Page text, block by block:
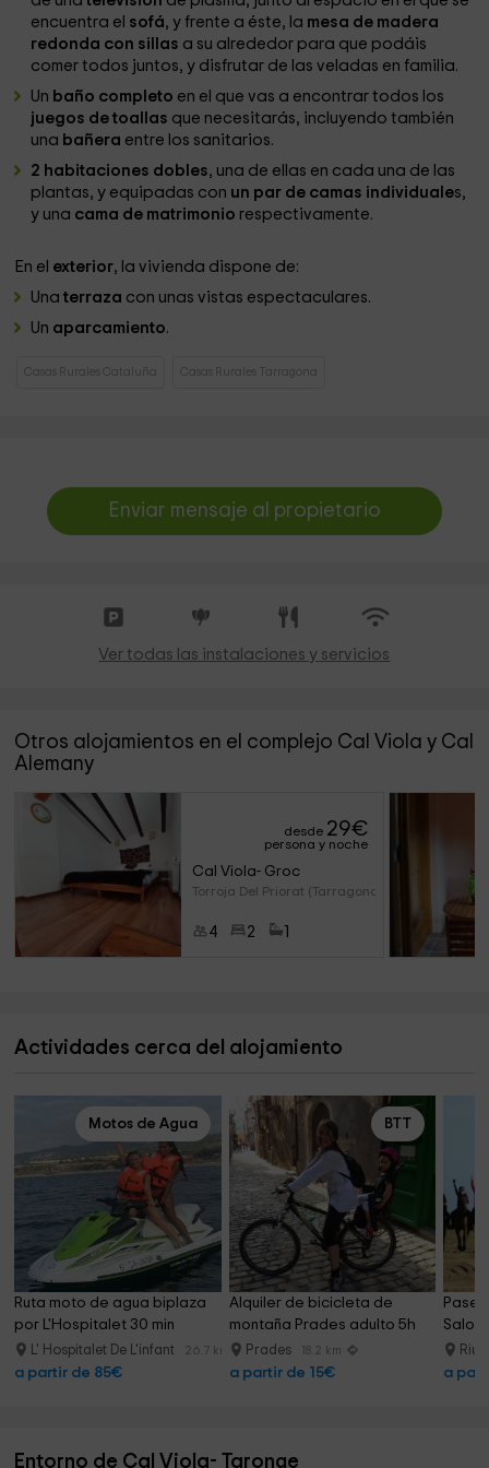
encuentra el sofá, y frente a éste, la mesa de madera
redonda con sillas a su alrededor para que podáis
comer todos juntos, y disfrutar de las veladas en familia.
Un baño completo en el que vas a encontrar todos los
juegos de toallas que necesitarás, incluyendo también
una bañera entre los sanitarios.
2 habitaciones dobles, una de ellas en cada una de las
plantas, y equipadas con un par de camas individuales,
y una cama de matrimonio respectivamente.
En el exterior, la vivienda dispone de:
Unaterraza con unas vistas espectaculares.
Un aparcamiento.
Casas Rurales Cataluña Casas Rurales Tarragona
Enviar mensaje al propietario
Ver todas las instalaciones y servicios
Otros alojamientos en el complejo Cal Viola y Cal
Alemany
desde 29€
persona y noche
Cal Viola- Groc
Torroja Del Priorat (Tarragona
4 2
Actividades cerca del alojamiento
Motos de Agua
Ruta moto de agua biplaza
por L'Hospitalet 30 min
L' Hospitalet De L'infant 26.7 km
a partir de 85€
BTT
Alquiler de bicicleta de
montaña Prades adulto 5h
Prades 18.2 km
a partir de 15€
Salou
a
Entorno de Cal Viola- Taronge